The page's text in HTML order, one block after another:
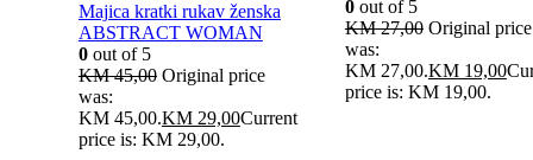
Majica kratki rukav ženska
ABSTRACT WOMAN
0out of 5
KM45,00 Original price
was:
KM 45,00.KM29,00Current
price is: KM 29,00.
0out of 5
KM27,00 Original price
was:
KM 27,00.KM19,00
price is: KM 19,00.